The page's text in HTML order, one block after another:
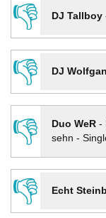
👎
DJ Tallboy
👎
DJ
👎
Duo WeR-
sehn -
👎
Echt